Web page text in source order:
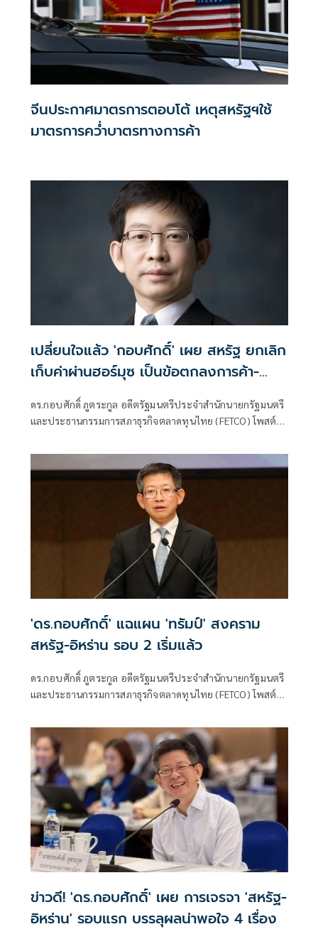
จีนประกาศมาตรการตอบโต้ เหตุสหรัฐฯใช้
มาตรการคว่ำบาตรทางการค้า
เปลี่ยนใจแล้ว 'กอบศักดิ์' เผย สหรัฐ ยกเลิก
เก็บค่าผ่านฮอร์มุซ เป็นข้อตกลงการค้า-
ลงทุนในสหรัฐแทน
ดร.กอบศักดิ์ ภูตระกูล อดีตรัฐมนตรีประจำสำนักนายกรัฐมนตรี
และประธานกรรมการสภาธุรกิจตลาดทุนไทย (FETCO) โพสต์
'ดร.กอบศักดิ์' แฉแผน 'ทรัมป์' สงคราม
สหรัฐ-อิหร่าน รอบ 2 เริ่มแล้ว
ดร.กอบศักดิ์ ภูตระกูล อดีตรัฐมนตรีประจำสำนักนายกรัฐมนตรี
และประธานกรรมการสภาธุรกิจตลาดทุนไทย (FETCO) โพสต์
ข่าวดี! 'ดร.กอบศักดิ์' เผย การเจรจา 'สหรัฐ-
อิหร่าน' รอบแรก บรรลุผลน่าพอใจ 4 เรื่อง